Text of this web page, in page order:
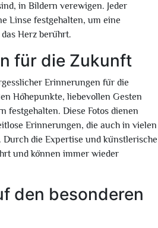
in Bildern verewigen. Jeder
Linse festgehalten, um eine
Herz berührt.
für die Zukunft
Erinnerungen für die
Höhepunkte, liebevollen Gesten
festgehalten. Diese Fotos dienen
Erinnerungen, die auch in vielen
Durch die Expertise und künstlerische
und können immer wieder
den besonderen